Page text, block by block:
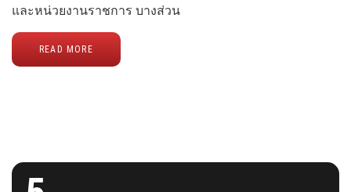
และหน่วยงานราชการ บางส่วน
READ MORE